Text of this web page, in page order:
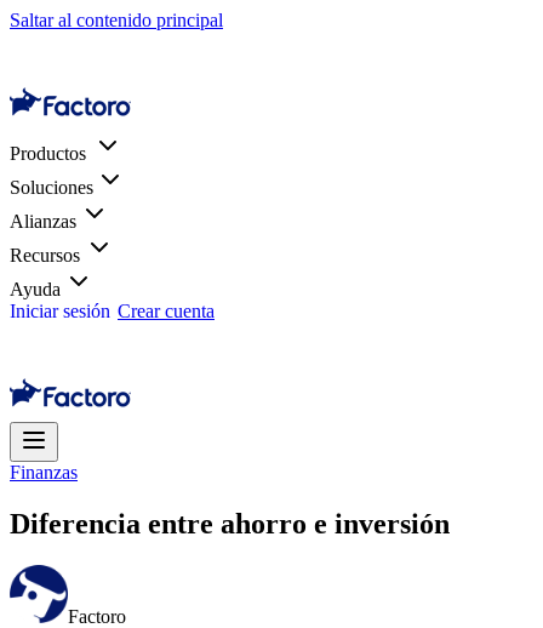
Saltar al contenido principal
Productos
Soluciones
Alianzas
Recursos
Ayuda
Iniciar sesión Crear cuenta
Finanzas
Diferencia entre ahorro e inversión
Factoro